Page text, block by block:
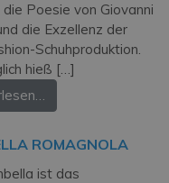
die Poesie von Giovanni
die Exzellenz der
Schuhproduktion.
hieß […]
ROMAGNOLA
ist das